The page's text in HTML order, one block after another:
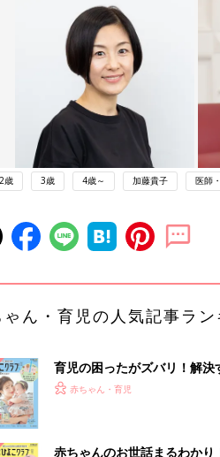
2歳 3歳 4歳～ 加藤貴子 医師
ゃん・育児の人気記事ラ
育児の困ったがズバリ！解決
『ひよこクラブ 夏号』 4カ
赤ちゃん・育児
赤ちゃんのお世話まるわかり